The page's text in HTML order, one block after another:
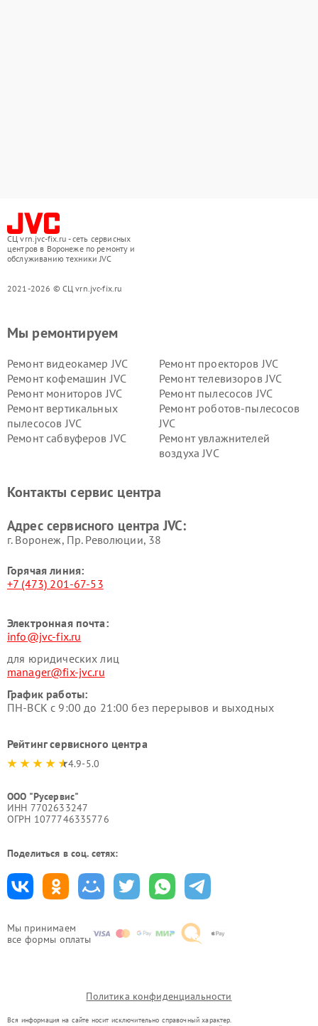
СЦ vrn.jvc-fix.ru - сеть сервисных
центров в Воронеже по ремонту и
обслуживанию техники JVC
2021-2026 © СЦ vrn.jvc-fix.ru
Мы принимаем
все формы оплаты
Мы ремонтируем
Ремонт видеокамер JVC
Ремонт проекторов JVC
Ремонт кофемашин JVC
Ремонт телевизоров JVC
Ремонт мониторов JVC
Ремонт пылесосов JVC
Ремонт вертикальных
пылесосов JVC
Ремонт роботов-пылесосов
JVC
Ремонт сабвуферов JVC
Ремонт увлажнителей
воздуха JVC
Контакты сервис центра
Адрес сервисного центра JVC:
г. Воронеж, Пр. Революции, 38
Горячая линия:
+7 (473) 201-67-53
Электронная почта:
info@jvc-fix.ru
для юридических лиц
manager@fix-jvc.ru
График работы:
ПН-ВСК с 9:00 до 21:00 без перерывов и выходных
Рейтинг сервисного центра
4.9-5.0
ООО "Русервис"
ИНН 7702633247
ОГРН 1077746335776
Поделиться в соц. сетях:
Политика конфиденциальности
Вся информация на сайте носит исключительно справочный характер.